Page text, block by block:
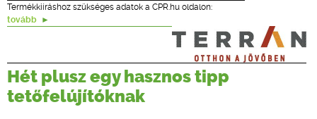
ÉPÍTÉSI JOG
ONLINE KÉPZÉSEK
TERVEZÉSI SEGÉDLETEK
Termékkiíráshoz szükséges adatok a CPR.hu oldalon:
tovább
Hét plusz egy hasznos tipp
tetőfelújítóknak